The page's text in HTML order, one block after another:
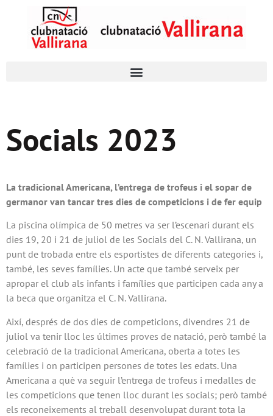
Socials 2023
La tradicional Americana, l’entrega de trofeus i el sopar de
germanor van tancar tres dies de competicions i de fer equip
La piscina olímpica de 50 metres va ser l’escenari durant els
dies 19, 20 i 21 de juliol de les Socials del C. N. Vallirana, un
punt de trobada entre els esportistes de diferents categories i,
també, les seves famílies. Un acte que també serveix per
apropar el club als infants i famílies que participen cada any a
la beca que organitza el C. N. Vallirana.
Així, després de dos dies de competicions, divendres 21 de
juliol va tenir lloc les últimes proves de natació, però també la
celebració de la tradicional Americana, oberta a totes les
famílies i on participen persones de totes les edats. Una
Americana a què va seguir l’entrega de trofeus i medalles de
les competicions que tenen lloc durant les socials; però també
els reconeixements al treball desenvolupat durant tota la